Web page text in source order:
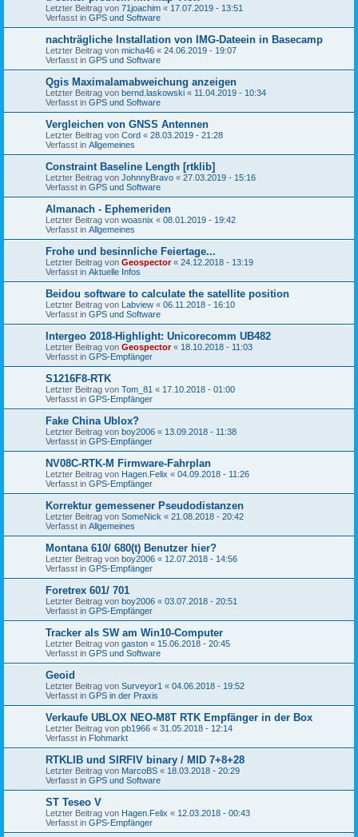
Letzter Beitrag von 71joachim « 17.07.2019 - 13:51
Verfasst in GPS und Software
nachträgliche Installation von IMG-Dateein in Basecamp
Letzter Beitrag von micha46 « 24.06.2019 - 19:07
Verfasst in GPS und Software
Qgis Maximalamabweichung anzeigen
Letzter Beitrag von bernd.laskowski « 11.04.2019 - 10:34
Verfasst in GPS und Software
Vergleichen von GNSS Antennen
Letzter Beitrag von Cord « 28.03.2019 - 21:28
Verfasst in Allgemeines
Constraint Baseline Length [rtklib]
Letzter Beitrag von JohnnyBravo « 27.03.2019 - 15:16
Verfasst in GPS und Software
Almanach - Ephemeriden
Letzter Beitrag von woasnix « 08.01.2019 - 19:42
Verfasst in Allgemeines
Frohe und besinnliche Feiertage...
Letzter Beitrag von Geospector« 24.12.2018 - 13:19
Verfasst in Aktuelle Infos
Beidou software to calculate the satellite position
Letzter Beitrag von Labview « 06.11.2018 - 16:10
Verfasst in GPS und Software
Intergeo 2018-Highlight: Unicorecomm UB482
Letzter Beitrag von Geospector« 18.10.2018 - 11:03
Verfasst in GPS-Empfänger
S1216F8‐RTK
Letzter Beitrag von Tom_81 « 17.10.2018 - 01:00
Verfasst in GPS-Empfänger
Fake China Ublox?
Letzter Beitrag von boy2006 « 13.09.2018 - 11:38
Verfasst in GPS-Empfänger
NV08C-RTK-M Firmware-Fahrplan
Letzter Beitrag von Hagen.Felix « 04.09.2018 - 11:26
Verfasst in GPS-Empfänger
Korrektur gemessener Pseudodistanzen
Letzter Beitrag von SomeNick « 21.08.2018 - 20:42
Verfasst in Allgemeines
Montana 610/ 680(t) Benutzer hier?
Letzter Beitrag von boy2006 « 12.07.2018 - 14:56
Verfasst in GPS-Empfänger
Foretrex 601/ 701
Letzter Beitrag von boy2006 « 03.07.2018 - 20:51
Verfasst in GPS-Empfänger
Tracker als SW am Win10-Computer
Letzter Beitrag von gaston « 15.06.2018 - 20:45
Verfasst in GPS und Software
Geoid
Letzter Beitrag von Surveyor1 « 04.06.2018 - 19:52
Verfasst in GPS in der Praxis
Verkaufe UBLOX NEO-M8T RTK Empfänger in der Box
Letzter Beitrag von pb1966 « 31.05.2018 - 12:14
Verfasst in Flohmarkt
RTKLIB und SIRFIV binary / MID 7+8+28
Letzter Beitrag von MarcoBS « 18.03.2018 - 20:29
Verfasst in GPS und Software
ST Teseo V
Letzter Beitrag von Hagen.Felix « 12.03.2018 - 00:43
Verfasst in GPS-Empfänger